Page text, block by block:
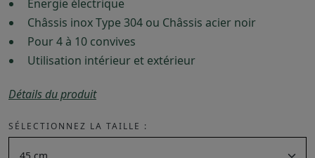
Énergie électrique
Châssis inox Type 304 ou Châssis acier noir
Pour 4 à 10 convives
Utilisation intérieur et extérieur
Détails du produit
SÉLECTIONNEZ LA TAILLE :